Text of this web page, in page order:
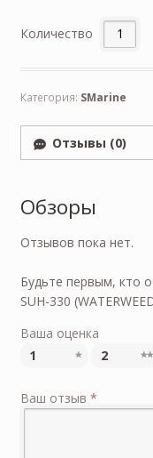
Количество
Категория: SMarine
Отзывы (0)
Обзоры
Отзывов пока нет.
Будьте первым, кто
SUH-330
Ваша оценка
1
2
Ваш отзыв *